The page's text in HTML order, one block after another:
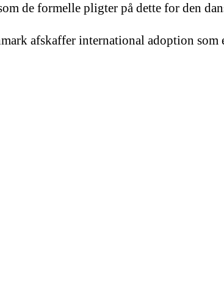
de formelle pligter på dette for den
afskaffer international adoption